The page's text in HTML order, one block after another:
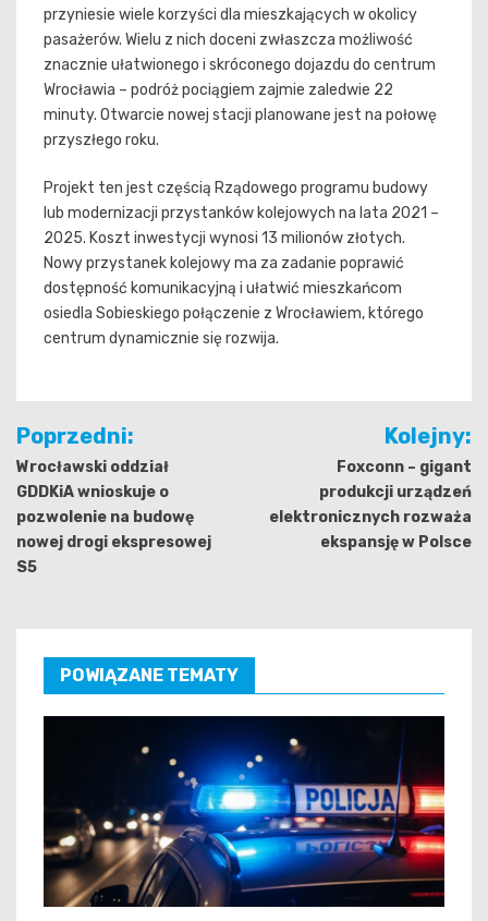
przyniesie wiele korzyści dla mieszkających w okolicy
pasażerów. Wielu z nich doceni zwłaszcza możliwość
znacznie ułatwionego i skróconego dojazdu do centrum
Wrocławia – podróż pociągiem zajmie zaledwie 22
minuty. Otwarcie nowej stacji planowane jest na połowę
przyszłego roku.
Projekt ten jest częścią Rządowego programu budowy
lub modernizacji przystanków kolejowych na lata 2021 –
2025. Koszt inwestycji wynosi 13 milionów złotych.
Nowy przystanek kolejowy ma za zadanie poprawić
dostępność komunikacyjną i ułatwić mieszkańcom
osiedla Sobieskiego połączenie z Wrocławiem, którego
centrum dynamicznie się rozwija.
Nawigacja
wpisu
Poprzedni:
Wrocławski oddział
GDDKiA wnioskuje o
pozwolenie na budowę
nowej drogi ekspresowej
S5
Kolejny:
Foxconn – gigant
produkcji urządzeń
elektronicznych rozważa
ekspansję w Polsce
POWIĄZANE TEMATY